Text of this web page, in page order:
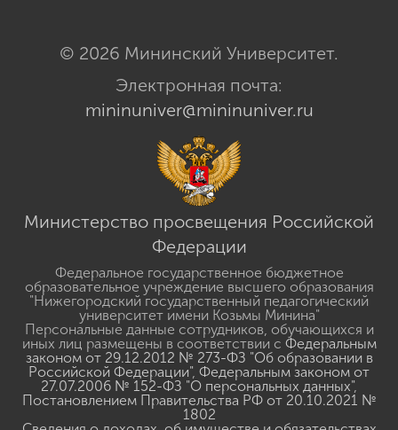
© 2026 Мининский Университет.
Электронная почта:
mininuniver@mininuniver.ru
Министерство просвещения Российской
Федерации
Федеральное государственное бюджетное
образовательное учреждение высшего образования
"Нижегородский государственный педагогический
университет имени Козьмы Минина"
Персональные данные сотрудников, обучающихся и
иных лиц размещены в соответствии с Федеральным
законом от 29.12.2012 № 273-ФЗ "Об образовании в
Российской Федерации", Федеральным законом от
27.07.2006 № 152-ФЗ "О персональных данных",
Постановлением Правительства РФ от 20.10.2021 №
1802